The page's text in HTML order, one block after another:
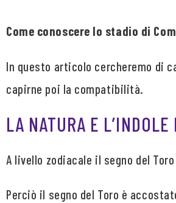
Come conoscere lo stadio di
In questo articolo cercheremo di
capirne poi la compatibilità.
LA NATURA E L’INDOLE
A livello zodiacale il segno del
Perciò il segno del Toro è